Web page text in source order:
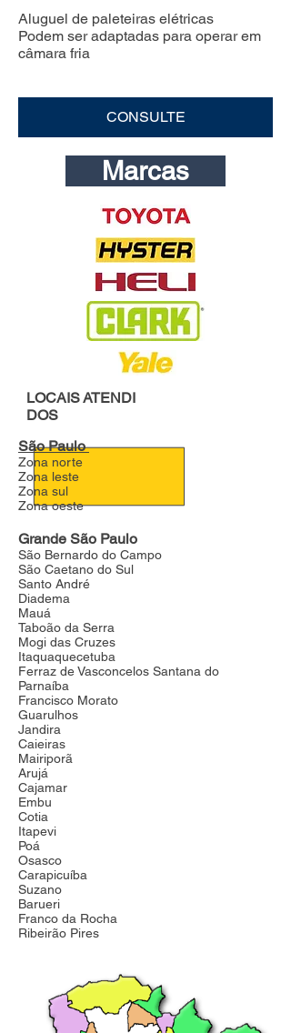
Aluguel de paleteiras elétricas
Podem ser adaptadas para operar em
câmara fria
CONSULTE
Marcas
LOCAISATENDI
DOS
São Paulo
Zona norte
Zona leste
Zona sul
Zona oeste
Grande São Paulo
São Bernardo do Campo
São Caetano do Sul
Santo André
Diadema
Mauá
Taboão da Serra
Mogi das Cruzes
Itaquaquecetuba
Ferraz de Vasconcelos Santana do
Parnaíba
Francisco Morato
Guarulhos
Jandira
Caieiras
Mairiporã
Arujá
Cajamar
Embu
Cotia
Itapevi
Poá
Osasco
Carapicuíba
Suzano
Barueri
Franco da Rocha
Ribeirão Pires